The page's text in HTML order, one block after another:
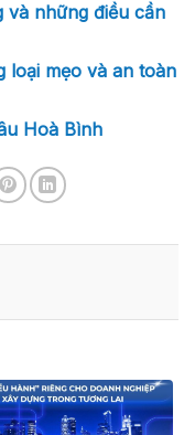
và những điều cần
loại mẹo và an toàn
Hoà Bình